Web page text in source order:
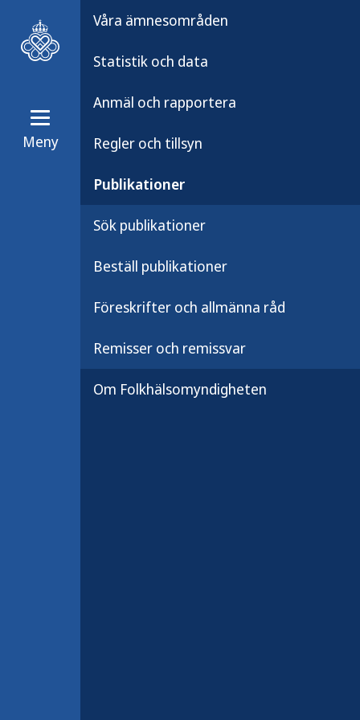
Meny
Våra ämnesområden
Statistik och data
Anmäl och rapportera
Regler och tillsyn
Publikationer
Sök publikationer
Beställ publikationer
Föreskrifter och allmänna råd
Remisser och remissvar
Om Folkhälsomyndigheten
Publikationer
Så använder du
I denna affisch visar vi hur du
Rätt använda kan munskydd vara
riskreducerande åtgärder för att
Översättningar till
Så använder du
Så använder du
Så använder du
Så använder du
Så använder du
Så använder du